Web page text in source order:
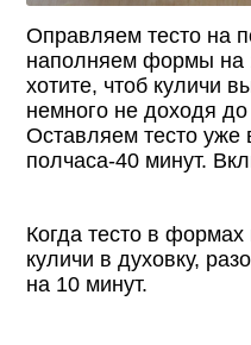
Оправляем тесто на
наполняем формы на
хотите, чтоб куличи
немного не доходя
Оставляем тесто
полчаса-40 минут.
Когда тесто в
куличи в духовку,
на 10 минут.